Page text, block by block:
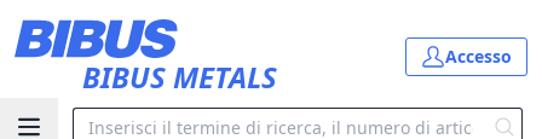
BIBUS METALS
Accesso